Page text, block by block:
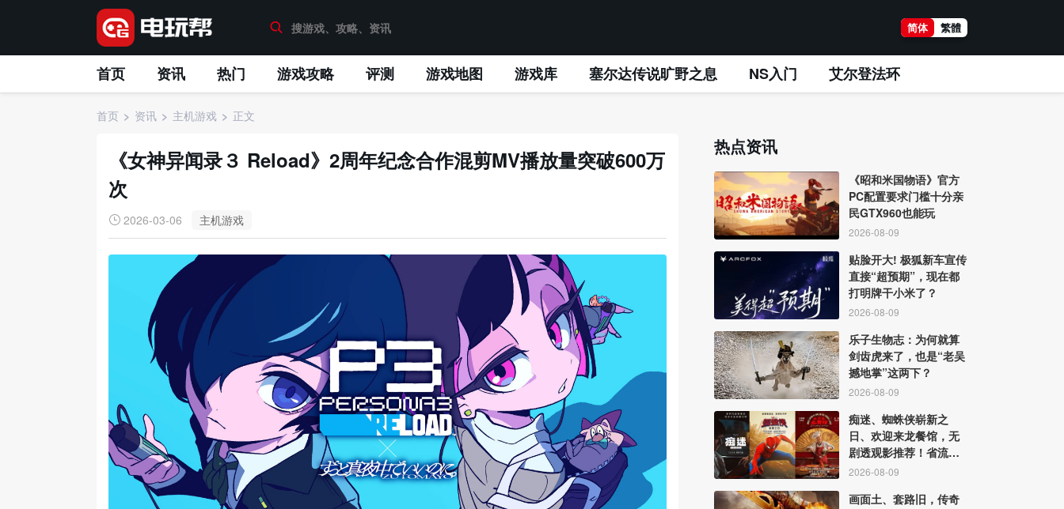
简体 繁體
首页 资讯 热门 游戏攻略 评测 游戏地图 游戏库 塞尔达传说旷野之息 NS入门 艾尔登法环
首页 资讯 主机游戏 正文
《女神异闻录３ Reload》2周年纪念合作混剪MV播放量突破600万
次
2026-03-06 主机游戏
热点资讯
《昭和米国物语》官方
PC配置要求门槛十分亲
民GTX960也能玩
2026-08-09
贴脸开大! 极狐新车宣传
直接“超预期”，现在都
打明牌干小米了？
2026-08-09
乐子生物志：为何就算
剑齿虎来了，也是“老吴
撼地掌”这两下？
2026-08-09
痴迷、蜘蛛侠崭新之
日、欢迎来龙餐馆，无
剧透观影推荐！省流：
值
2026-08-09
画面土、套路旧，传奇